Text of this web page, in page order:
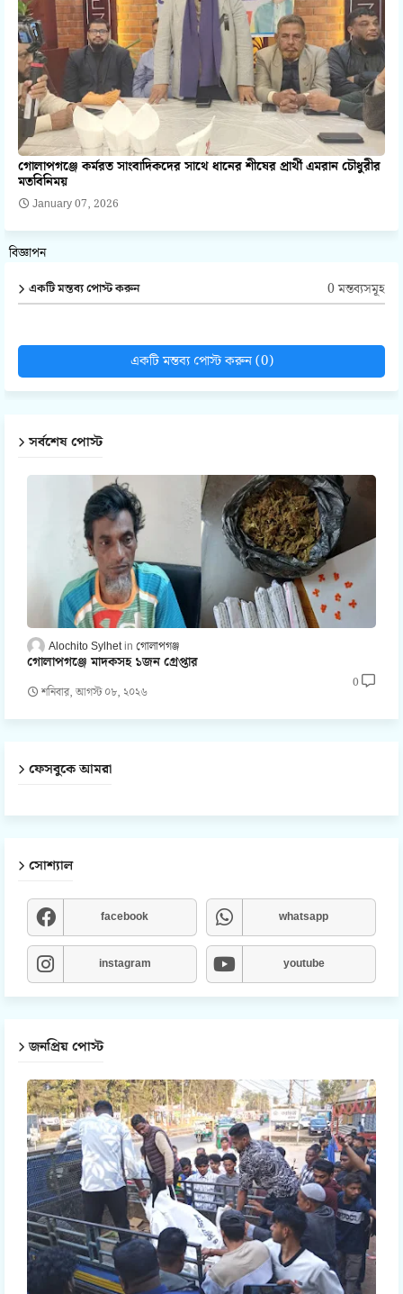
গোলাপগঞ্জে কর্মরত সাংবাদিকদের সাথে ধানের শীষের প্রার্থী এমরান চৌধুরীর
মতবিনিময়
January 07, 2026
বিজ্ঞাপন
একটি মন্তব্য পোস্ট করুন 0 মন্তব্যসমূহ
একটি মন্তব্য পোস্ট করুন (0)
সর্বশেষ পোস্ট
Alochito Sylhet গোলাপগঞ্জ
গোলাপগঞ্জে মাদকসহ ১জন গ্রেপ্তার
শনিবার, আগস্ট ০৮, ২০২৬
0
ফেসবুকে আমরা
সোশ্যাল
facebook whatsapp
instagram youtube
জনপ্রিয় পোস্ট